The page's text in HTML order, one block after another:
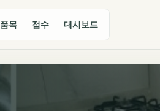
품목 접수 대시보드